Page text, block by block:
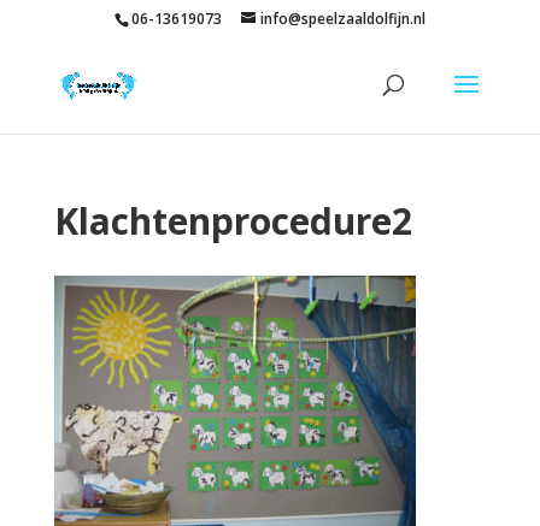
06-13619073 info@speelzaaldolfijn.nl
Klachtenprocedure2